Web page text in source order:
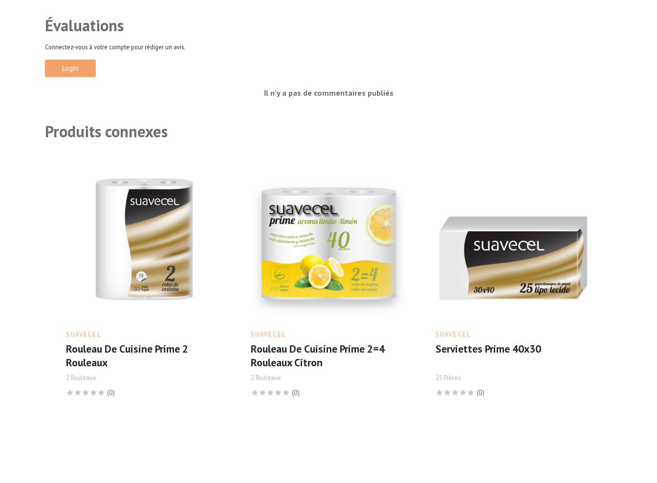
Évaluations
Connectez-vous à votre compte pour rédiger un avis.
Login
Il n'y a pas de commentaires publiés
Produits connexes
SUAVECEL
Rouleau De Cuisine Prime 2
Rouleaux
2 Rouleaux
(0)
SUAVECEL
Rouleau De Cuisine Prime 2=4
Rouleaux Citron
2 Rouleaux
(0)
SUAVECEL
Serviettes Prime 40x30
25 Pièces
(0)